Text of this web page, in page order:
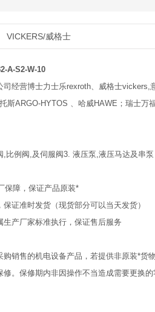
VICKERS/威格士
A-S2-W-10
司经营博士力士乐rexroth、威格士
斯ARGO-HYTOS 、哈威HAWE；瑞士
,比例阀,及伺服阀3. 液压泵,液压马达及串
保障，保证产品原装*
证准时发货（现货部分可以当天发货）
生产厂家标准执行，保证售后服务
购销售的机电设备产品，若提供非原装*
修。保修期内非因操作不当造成需要更换